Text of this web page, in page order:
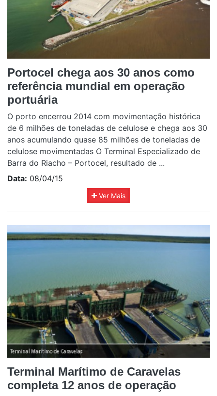
Portocel chega aos 30 anos como
referência mundial em operação
portuária
O porto encerrou 2014 com movimentação histórica
de 6 milhões de toneladas de celulose e chega aos 30
anos acumulando quase 85 milhões de toneladas de
celulose movimentadas O Terminal Especializado de
Barra do Riacho – Portocel, resultado de ...
Data: 08/04/15
Ver Mais
Terminal Marítimo de Caravelas
completa 12 anos de operação